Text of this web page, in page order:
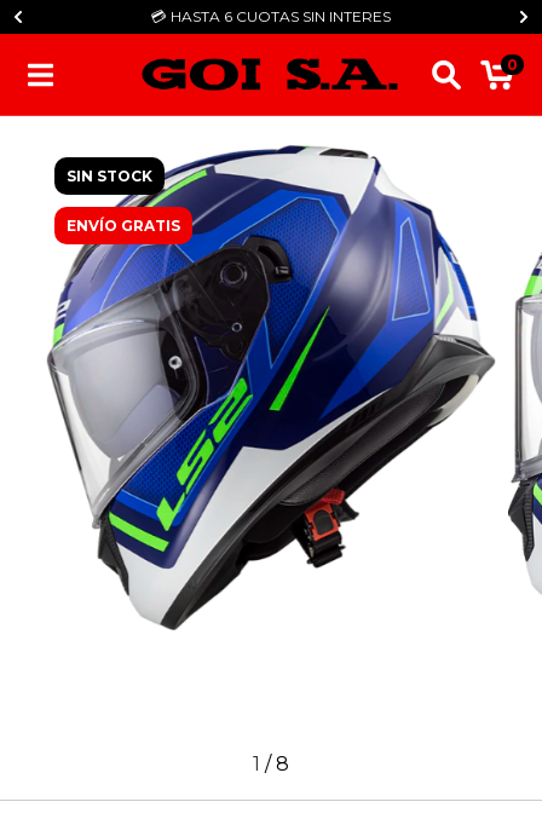
💳​ HASTA 6 CUOTAS SIN INTERES
0
SIN STOCK
ENVÍO GRATIS
1 /8